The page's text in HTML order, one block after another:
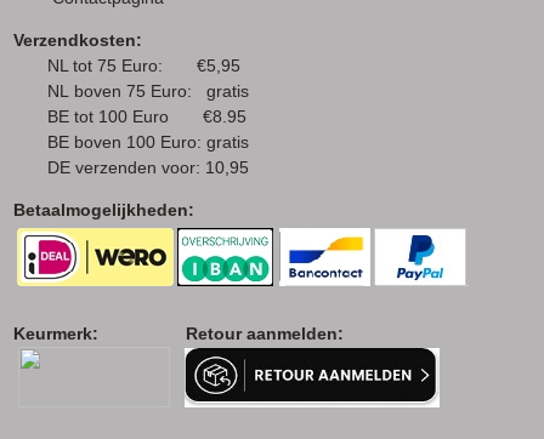
Verzendkosten:
NL tot 75 Euro: €5,95
NL boven 75 Euro: gratis
BE tot 100 Euro €8.95
BE boven 100 Euro: gratis
DE verzenden voor: 10,95
Betaalmogelijkheden:
Keurmerk: Retour aanmelden: